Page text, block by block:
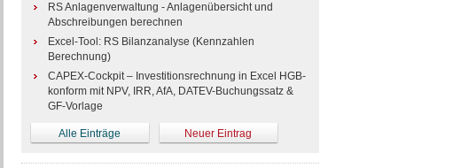
RS Anlagenverwaltung - Anlagenübersicht und
Abschreibungen berechnen
Excel-Tool: RS Bilanzanalyse (Kennzahlen
Berechnung)
CAPEX-Cockpit – Investitionsrechnung in Excel HGB-
konform mit NPV, IRR, AfA, DATEV-Buchungssatz &
GF-Vorlage
Alle Einträge Neuer Eintrag